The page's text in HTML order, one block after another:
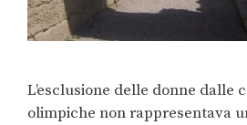
L’esclusione delle donne dalle
olimpiche non rappresentava